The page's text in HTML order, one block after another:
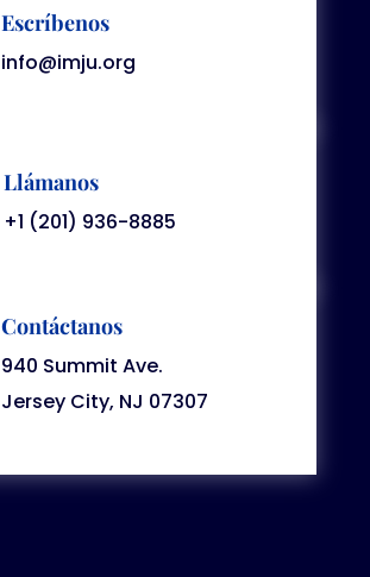
Escríbenos
info@imju.org
Llámanos
+1 (201) 936-8885
Contáctanos
940 Summit Ave.
Jersey City, NJ 07307